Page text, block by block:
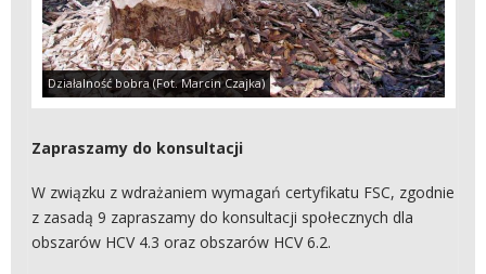
Działalność bobra (Fot. Marcin Czajka)
Zapraszamy do konsultacji
W związku z wdrażaniem wymagań certyfikatu FSC, zgodnie
z zasadą 9 zapraszamy do konsultacji społecznych dla
obszarów HCV 4.3 oraz obszarów HCV 6.2.